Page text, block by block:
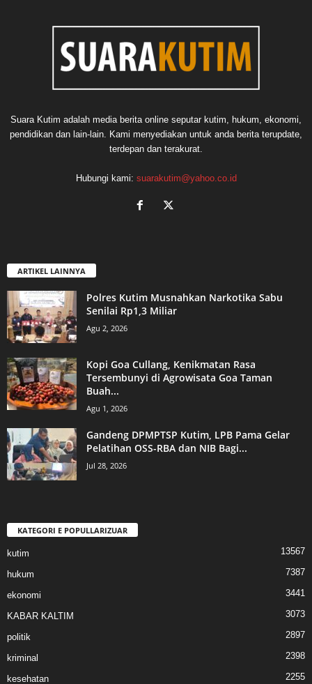
Suara Kutim adalah media berita online seputar kutim, hukum, ekonomi,
pendidikan dan lain-lain. Kami menyediakan untuk anda berita terupdate,
terdepan dan terakurat.
Hubungi kami: suarakutim@yahoo.co.id
ARTIKEL LAINNYA
Polres Kutim Musnahkan Narkotika Sabu
Senilai Rp1,3 Miliar
Agu 2, 2026
Kopi Goa Cullang, Kenikmatan Rasa
Tersembunyi di Agrowisata Goa Taman
Buah...
Agu 1, 2026
Gandeng DPMPTSP Kutim, LPB Pama Gelar
Pelatihan OSS-RBA dan NIB Bagi...
Jul 28, 2026
KATEGORI E POPULLARIZUAR
kutim 13567
hukum 7387
ekonomi 3441
KABAR KALTIM 3073
politik 2897
kriminal 2398
kesehatan 2255